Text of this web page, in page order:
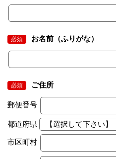
必須 お名前（ふりがな）
必須 ご住所
郵便番号
都道府県
市区町村